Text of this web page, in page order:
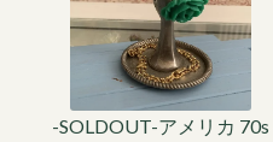
-SOLDOUT-アメリカ 70s